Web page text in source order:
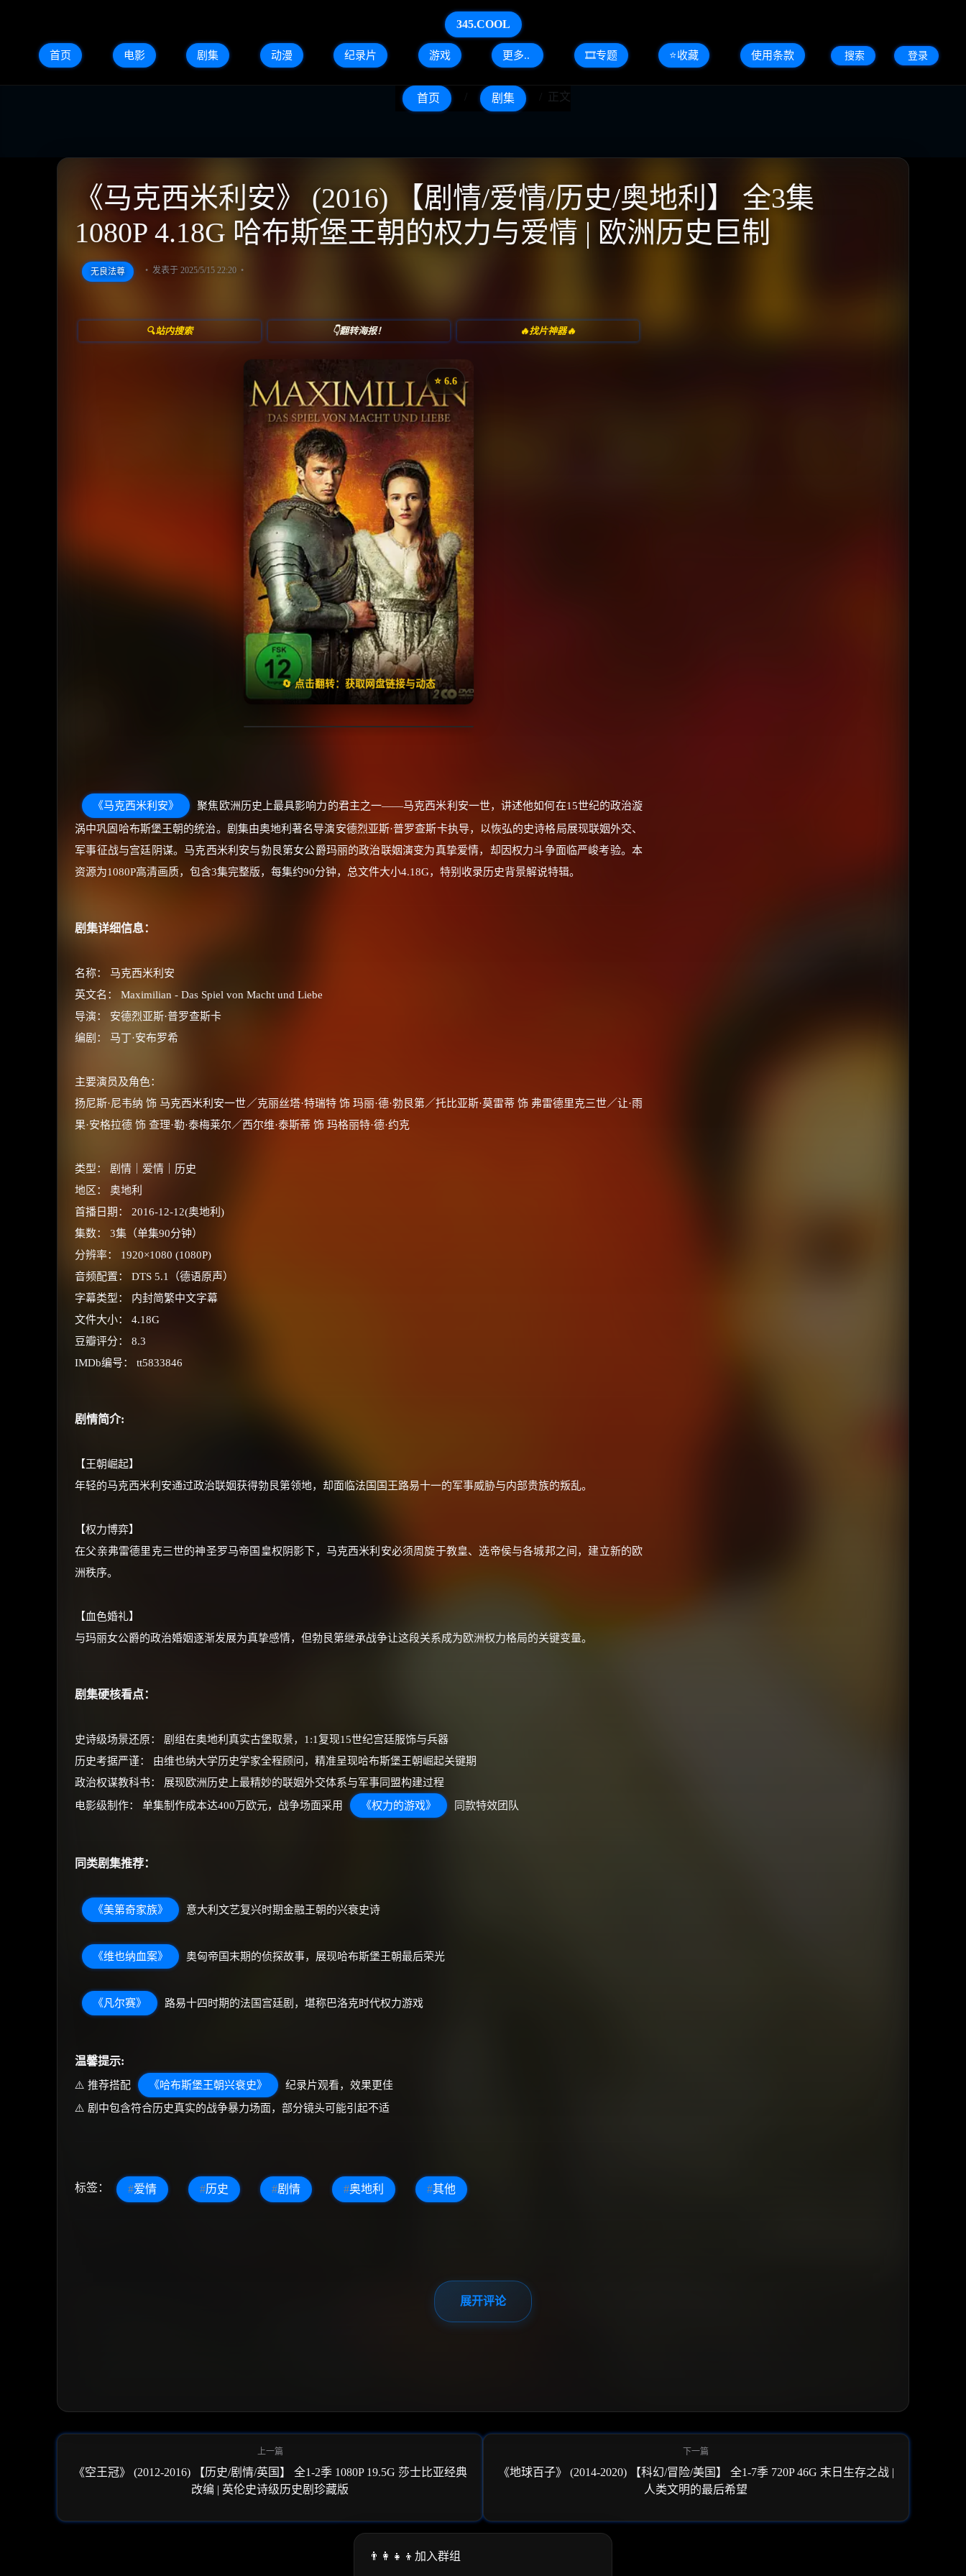
345.COOL
首页 电影 剧集 动漫 纪录片 游戏 更多.. 🎞️专题 ⭐️收藏 使用条款 搜索 登录
首页 剧集 正文
《马克西米利安》 (2016) 【剧情/爱情/历史/奥地利】 全3集
1080P 4.18G 哈布斯堡王朝的权力与爱情 | 欧洲历史巨制
无良法尊 发表于 2025/5/15 22:20
🔍站内搜索 👇翻转海报！ 🔥找片神器🔥
⭐️ 6.6
🔄 点击翻转：获取网盘链接与动态
《马克西米利安》
⭐
收藏
⭐️ 评分：6.6 | 🎬 2017年
✅ 已完结
夸克网盘
失效请反馈
🧧️
天天领红包
《马克西米利安》
聚焦欧洲历史上最具影响力的君主之一——马克西米利安一世，讲述他如何在15世纪的政治漩
涡中巩固哈布斯堡王朝的统治​。剧集由奥地利著名导演安德烈亚斯·普罗查斯卡执导，以恢弘的史诗格局展现联姻外交、
军事征战与宫廷阴谋​。马克西米利安与勃艮第女公爵玛丽的政治联姻演变为真挚爱情，却因权力斗争面临严峻考验​。本
资源为1080P高清画质，包含3集完整版，每集约90分钟，总文件大小4.18G，特别收录历史背景解说特辑。
剧集详细信息：
名称： 马克西米利安
英文名： Maximilian - Das Spiel von Macht und Liebe
导演： 安德烈亚斯·普罗查斯卡
编剧： 马丁·安布罗希
主要演员及角色：
扬尼斯·尼韦纳 饰 马克西米利安一世／克丽丝塔·特瑞特 饰 玛丽·德·勃艮第／托比亚斯·莫雷蒂 饰 弗雷德里克三世／让·雨
果·安格拉德 饰 查理·勒·泰梅莱尔／西尔维·泰斯蒂 饰 玛格丽特·德·约克
类型： 剧情｜爱情｜历史
地区： 奥地利
首播日期： 2016-12-12(奥地利)
集数： 3集（单集90分钟）
分辨率： 1920×1080 (1080P)
音频配置： DTS 5.1（德语原声）
字幕类型： 内封简繁中文字幕
文件大小： 4.18G
豆瓣评分： 8.3
IMDb编号： tt5833846
剧情简介:
【王朝崛起】
年轻的马克西米利安通过政治联姻获得勃艮第领地，却面临法国国王路易十一的军事威胁与内部贵族的叛乱。
【权力博弈】
在父亲弗雷德里克三世的神圣罗马帝国皇权阴影下，马克西米利安必须周旋于教皇、选帝侯与各城邦之间，建立新的欧
洲秩序。
【血色婚礼】
与玛丽女公爵的政治婚姻逐渐发展为真挚感情，但勃艮第继承战争让这段关系成为欧洲权力格局的关键变量。
剧集硬核看点：
史诗级场景还原： 剧组在奥地利真实古堡取景，1:1复现15世纪宫廷服饰与兵器
历史考据严谨： 由维也纳大学历史学家全程顾问，精准呈现哈布斯堡王朝崛起关键期
政治权谋教科书： 展现欧洲历史上最精妙的联姻外交体系与军事同盟构建过程
电影级制作： 单集制作成本达400万欧元，战争场面采用
《权力的游戏》 同款特效团队
同类剧集推荐：
《美第奇家族》 意大利文艺复兴时期金融王朝的兴衰史诗
《维也纳血案》 奥匈帝国末期的侦探故事，展现哈布斯堡王朝最后荣光
《凡尔赛》 路易十四时期的法国宫廷剧，堪称巴洛克时代权力游戏
温馨提示:
⚠️ 推荐搭配 《哈布斯堡王朝兴衰史》
纪录片观看，效果更佳
⚠️ 剧中包含符合历史真实的战争暴力场面，部分镜头可能引起不适
标签： #爱情 #历史 #剧情 #奥地利 #其他
展开评论
《空王冠》 (2012-2016) 【历史/剧情/英国】 全1-2季 1080P 19.5G 莎士比亚经典
改编 | 英伦史诗级历史剧珍藏版
《地球百子》 (2014-2020) 【科幻/冒险/美国】 全1-7季 720P 46G 末日生存之战 |
人类文明的最后希望
👨‍👩‍👧‍👦加入群组
×
☕ 海外大侠？通过 Ko-fi 赐茶